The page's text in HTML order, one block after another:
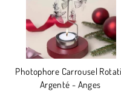
Photophore Carrousel
Argenté - Anges